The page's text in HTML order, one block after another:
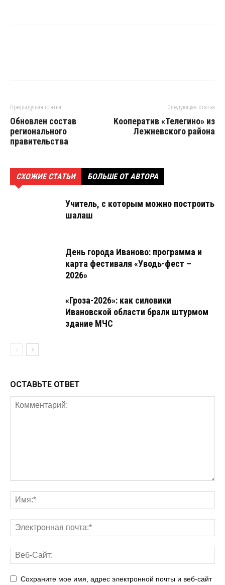
Предыдущая статья
Обновлен состав
регионального
правительства
Следующая статья
Кооператив «Телегино» из
Лежневского района
СХОЖИЕ СТАТЬИ БОЛЬШЕ ОТ АВТОРА
Учитель, с которым можно построить
шалаш
День города Иваново: программа и
карта фестиваля «Уводь-фест –
2026»
«Гроза-2026»: как силовики
Ивановской области брали штурмом
здание МЧС
ОСТАВЬТЕ ОТВЕТ
Сохраните мое имя, адрес электронной почты и веб-сайт